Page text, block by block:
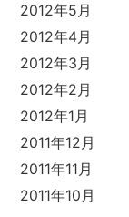
2012年5月
2012年4月
2012年3月
2012年2月
2012年1月
2011年12月
2011年11月
2011年10月